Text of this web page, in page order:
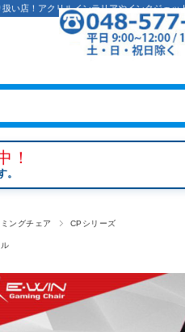
い店！アクリルインテリアやインクジェッ
！
ングチェア
CPシリーズ